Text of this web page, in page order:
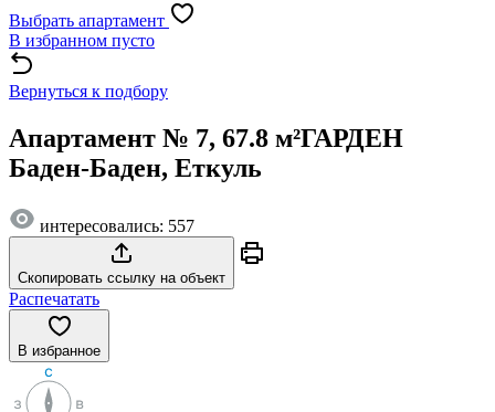
Выбрать апартамент
В избранном пусто
Вернуться к подбору
Апартамент № 7, 67.8 м²ГАРДЕН
Баден-Баден, Еткуль
интересовались: 557
Скопировать ссылку на объект
Распечатать
В избранное